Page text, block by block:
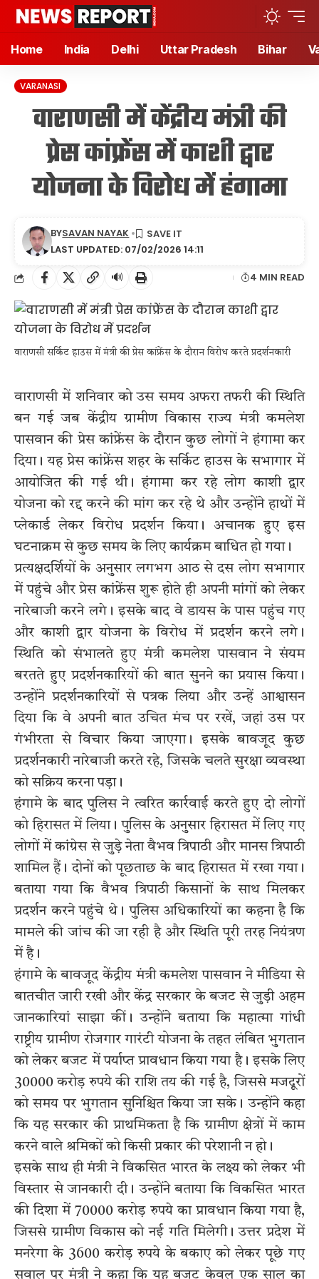
Home India Delhi Uttar Pradesh Bihar
VARANASI
वाराणसी में केंद्रीय मंत्री की
प्रेस कांफ्रेंस में काशी द्वार
योजना के विरोध में हंगामा
LAST UPDATED: 07/02/2026 14:11
BYSAVAN NAYAK
🔊 4 MIN READ
वाराणसी सर्किट हाउस में मंत्री की प्रेस कांफ्रेंस के दौरान विरोध करते प्रदर्शनकारी
वाराणसी में शनिवार को उस समय अफरा तफरी की स्थिति
बन गई जब केंद्रीय ग्रामीण विकास राज्य मंत्री कमलेश
पासवान की प्रेस कांफ्रेंस के दौरान कुछ लोगों ने हंगामा कर
दिया। यह प्रेस कांफ्रेंस शहर के सर्किट हाउस के सभागार में
आयोजित की गई थी। हंगामा कर रहे लोग काशी द्वार
योजना को रद्द करने की मांग कर रहे थे और उन्होंने हाथों में
प्लेकार्ड लेकर विरोध प्रदर्शन किया। अचानक हुए इस
घटनाक्रम से कुछ समय के लिए कार्यक्रम बाधित हो गया।
प्रत्यक्षदर्शियों के अनुसार लगभग आठ से दस लोग सभागार
में पहुंचे और प्रेस कांफ्रेंस शुरू होते ही अपनी मांगों को लेकर
नारेबाजी करने लगे। इसके बाद वे डायस के पास पहुंच गए
और काशी द्वार योजना के विरोध में प्रदर्शन करने लगे।
स्थिति को संभालते हुए मंत्री कमलेश पासवान ने संयम
बरतते हुए प्रदर्शनकारियों की बात सुनने का प्रयास किया।
उन्होंने प्रदर्शनकारियों से पत्रक लिया और उन्हें आश्वासन
दिया कि वे अपनी बात उचित मंच पर रखें, जहां उस पर
गंभीरता से विचार किया जाएगा। इसके बावजूद कुछ
प्रदर्शनकारी नारेबाजी करते रहे, जिसके चलते सुरक्षा व्यवस्था
को सक्रिय करना पड़ा।
हंगामे के बाद पुलिस ने त्वरित कार्रवाई करते हुए दो लोगों
को हिरासत में लिया। पुलिस के अनुसार हिरासत में लिए गए
लोगों में कांग्रेस से जुड़े नेता वैभव त्रिपाठी और मानस त्रिपाठी
शामिल हैं। दोनों को पूछताछ के बाद हिरासत में रखा गया।
बताया गया कि वैभव त्रिपाठी किसानों के साथ मिलकर
प्रदर्शन करने पहुंचे थे। पुलिस अधिकारियों का कहना है कि
मामले की जांच की जा रही है और स्थिति पूरी तरह नियंत्रण
में है।
हंगामे के बावजूद केंद्रीय मंत्री कमलेश पासवान ने मीडिया से
बातचीत जारी रखी और केंद्र सरकार के बजट से जुड़ी अहम
जानकारियां साझा कीं। उन्होंने बताया कि महात्मा गांधी
राष्ट्रीय ग्रामीण रोजगार गारंटी योजना के तहत लंबित भुगतान
को लेकर बजट में पर्याप्त प्रावधान किया गया है। इसके लिए
30000 करोड़ रुपये की राशि तय की गई है, जिससे मजदूरों
को समय पर भुगतान सुनिश्चित किया जा सके। उन्होंने कहा
कि यह सरकार की प्राथमिकता है कि ग्रामीण क्षेत्रों में काम
करने वाले श्रमिकों को किसी प्रकार की परेशानी न हो।
इसके साथ ही मंत्री ने विकसित भारत के लक्ष्य को लेकर भी
विस्तार से जानकारी दी। उन्होंने बताया कि विकसित भारत
की दिशा में 70000 करोड़ रुपये का प्रावधान किया गया है,
जिससे ग्रामीण विकास को नई गति मिलेगी। उत्तर प्रदेश में
मनरेगा के 3600 करोड़ रुपये के बकाए को लेकर पूछे गए
सवाल पर मंत्री ने कहा कि यह बजट केवल एक साल का